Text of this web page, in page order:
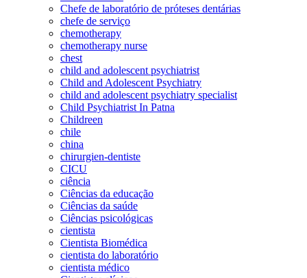
Chefe de laboratório de próteses dentárias
chefe de serviço
chemotherapy
chemotherapy nurse
chest
child and adolescent psychiatrist
Child and Adolescent Psychiatry
child and adolescent psychiatry specialist
Child Psychiatrist In Patna
Childreen
chile
china
chirurgien-dentiste
CICU
ciência
Ciências da educação
Ciências da saúde
Ciências psicológicas
cientista
Cientista Biomédica
cientista do laboratório
cientista médico